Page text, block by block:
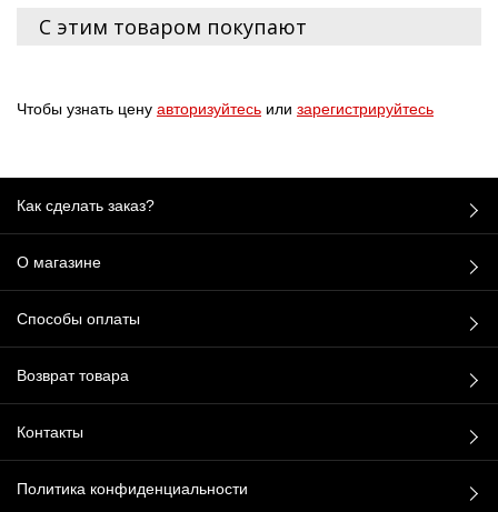
С этим товаром покупают
Чтобы узнать цену авторизуйтесь или зарегистрируйтесь
Как сделать заказ?
О магазине
Способы оплаты
Возврат товара
Контакты
Политика конфиденциальности